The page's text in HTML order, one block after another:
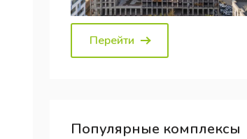
Перейти
Популярные комплексы